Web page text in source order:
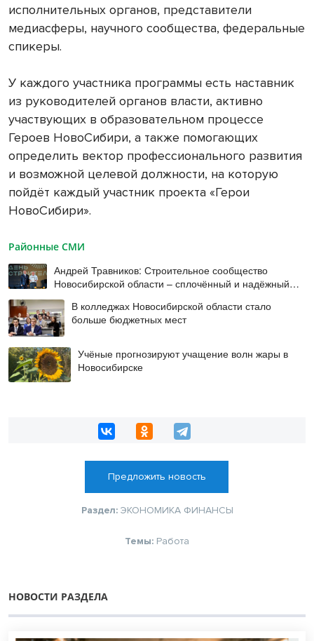
исполнительных органов, представители
медиасферы, научного сообщества, федеральные
спикеры.
У каждого участника программы есть наставник
из руководителей органов власти, активно
участвующих в образовательном процессе
Героев НовоСибири, а также помогающих
определить вектор профессионального развития
и возможной целевой должности, на которую
пойдёт каждый участник проекта «Герои
НовоСибири».
Районные СМИ
Андрей Травников: Строительное сообщество
Новосибирской области – сплочённый и надёжный
коллектив
В колледжах Новосибирской области стало
больше бюджетных мест
Учёные прогнозируют учащение волн жары в
Новосибирске
Предложить новость
Раздел: ЭКОНОМИКА ФИНАНСЫ
Темы: Работа
НОВОСТИ РАЗДЕЛА